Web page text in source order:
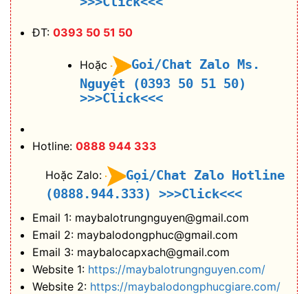
ĐT: 0393 50 51 50
Hoặc
Goi/Chat Zalo Ms.
Nguyệt (0393 50 51 50)
>>>Click<<<
Hotline: 0888 944 333
Hoặc Zalo:
Gọi/Chat Zalo Hotline
(0888.944.333)
>>>Click<<<
Email 1: maybalotrungnguyen@gmail.com
Email 2: maybalodongphuc@gmail.com
Email 3: maybalocapxach@gmail.com
Website 1: https://maybalotrungnguyen.com/
Website 2: https://maybalodongphucgiare.com/